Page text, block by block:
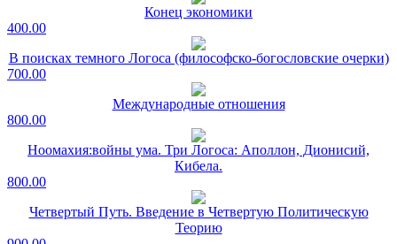
Конец экономики
400.00
В поисках темного Логоса (философско-богословские очерки)
700.00
Международные отношения
800.00
Ноомахия:войны ума. Три Логоса: Аполлон, Дионисий,
Кибела.
800.00
Четвертый Путь. Введение в Четвертую Политическую
Теорию